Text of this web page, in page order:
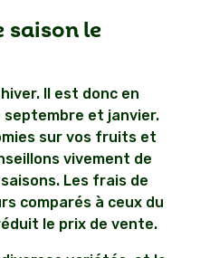
saison le
Il est donc en
et janvier.
sur vos fruits et
vivement de
Les frais de
comparés à ceux du
le prix de vente.